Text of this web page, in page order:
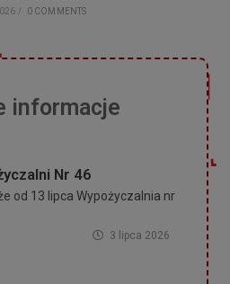
/ 0 COMMENTS
informacje
Nr 46
od 13 lipca Wypożyczalnia nr
3 lipca 2026